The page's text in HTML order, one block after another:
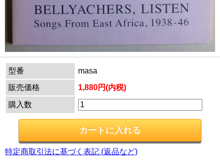
型番
masa
販売価格
1,880円(内税)
購入数
特定商取引法に基づく表記 (返品など)